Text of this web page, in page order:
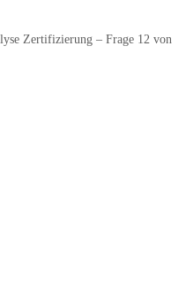
Zertifizierung – Frage 12 von